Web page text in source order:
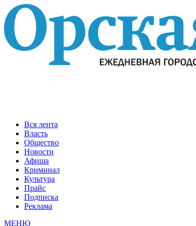
Вся лента
Власть
Общество
Новости
Афиша
Криминал
Культура
Прайс
Подписка
Реклама
МЕНЮ